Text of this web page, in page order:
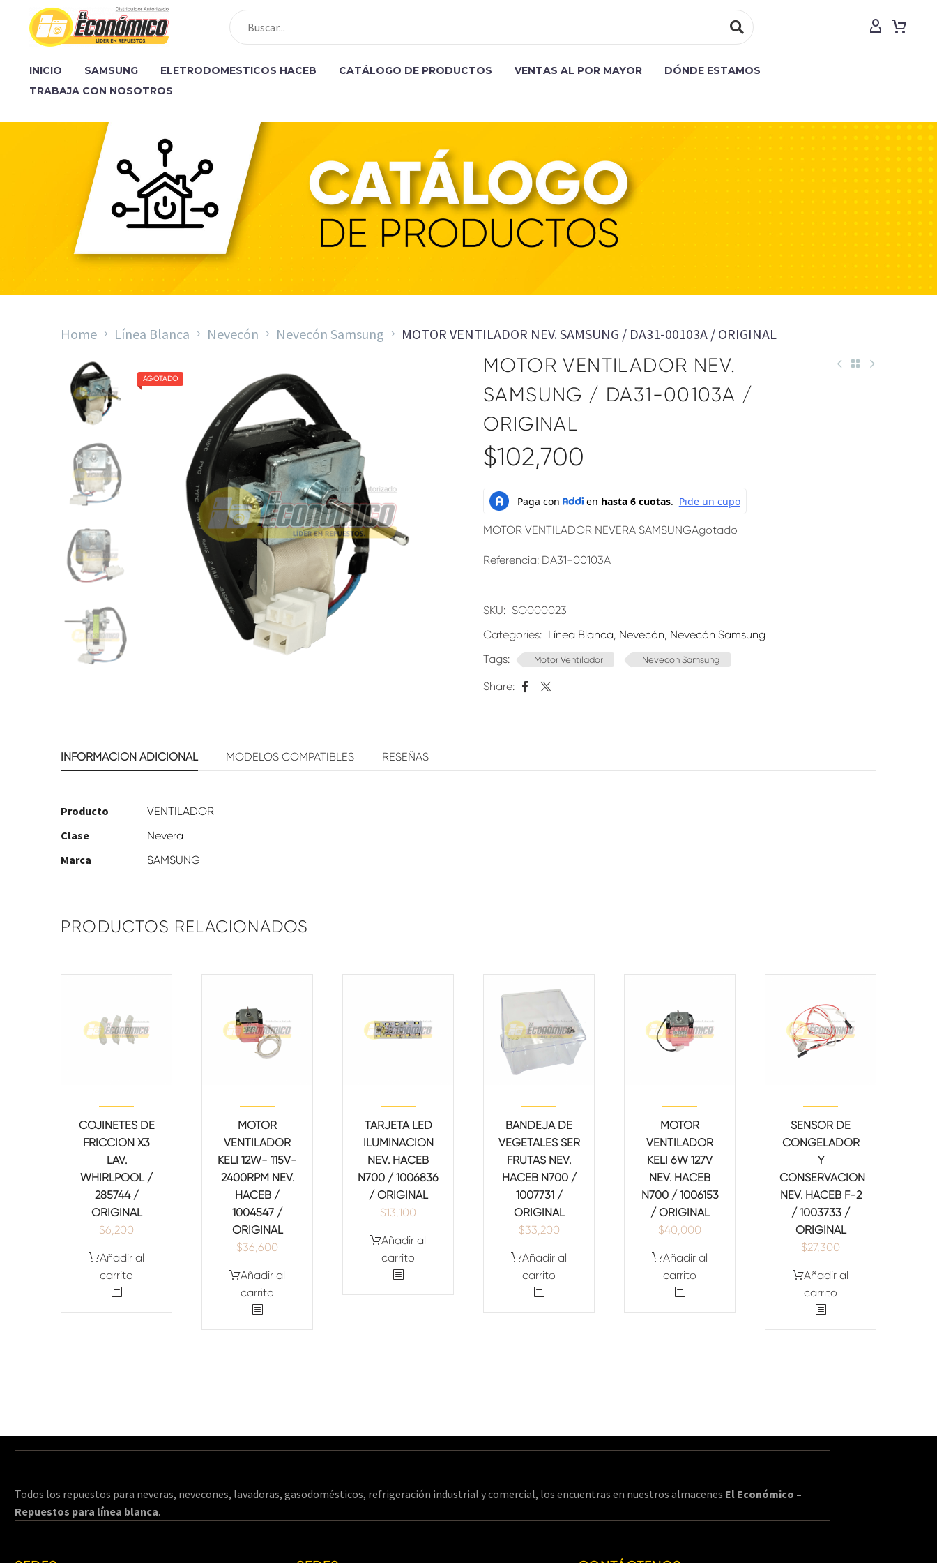
INICIO SAMSUNG ELETRODOMESTICOS HACEB CATÁLOGO DE PRODUCTOS VENTAS AL POR MAYOR
DÓNDE ESTAMOS
TRABAJA CON NOSOTROS
Home Línea Blanca Nevecón Nevecón Samsung MOTOR VENTILADOR NEV. SAMSUNG / DA31-00103A / ORIGINAL
AGOTADO
MOTOR VENTILADOR NEV.
SAMSUNG / DA31-00103A /
ORIGINAL
$102,700
MOTOR VENTILADOR NEVERA SAMSUNG
Referencia: DA31-00103A
Agotado
SKU: SO000023
Categories: Línea Blanca, Nevecón, Nevecón Samsung
Tags:
Motor Ventilador Nevecon Samsung
Share:
INFORMACIÓN ADICIONAL MODELOS COMPATIBLES RESEÑAS
Producto VENTILADOR
Clase Nevera
Marca SAMSUNG
PRODUCTOS RELACIONADOS
COJINETES DE
FRICCION X3
LAV.
WHIRLPOOL /
285744 /
ORIGINAL
$6,200
Añadir al
carrito
MOTOR
VENTILADOR
KELI 12W- 115V-
2400RPM NEV.
HACEB /
1004547 /
ORIGINAL
$36,600
Añadir al
carrito
TARJETA LED
ILUMINACION
NEV. HACEB
N700 / 1006836
/ ORIGINAL
$13,100
Añadir al
carrito
BANDEJA DE
VEGETALES SER
FRUTAS NEV.
HACEB N700 /
1007731 /
ORIGINAL
$33,200
Añadir al
carrito
MOTOR
VENTILADOR
KELI 6W 127V
NEV. HACEB
N700 / 1006153
/ ORIGINAL
$40,000
Añadir al
carrito
SENSOR DE
CONGELADOR
Y
CONSERVACION
NEV. HACEB F-2
/ 1003733 /
ORIGINAL
$27,300
Añadir al
carrito
Todos los repuestos para neveras, nevecones, lavadoras, gasodomésticos, refrigeración industrial y comercial, los encuentras en nuestros almacenes El Económico –
Repuestos para línea blanca.